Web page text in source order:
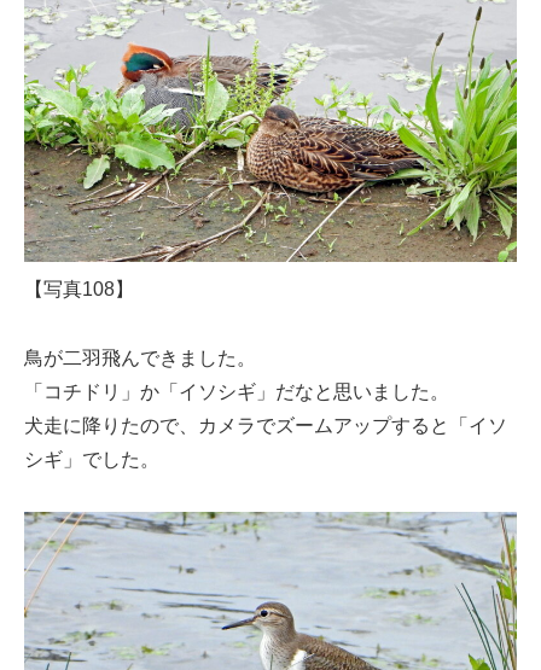
【写真108】
鳥が二羽飛んできました。
「コチドリ」か「イソシギ」だなと思いました。
犬走に降りたので、カメラでズームアップすると「イソ
シギ」でした。